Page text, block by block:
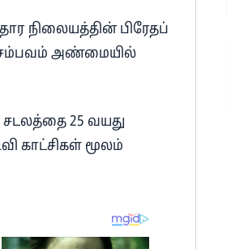
நிலையத்தின் பிரேதப்
சம்பவம் அண்மையில்
25 வயது
காட்சிகள் மூலம்